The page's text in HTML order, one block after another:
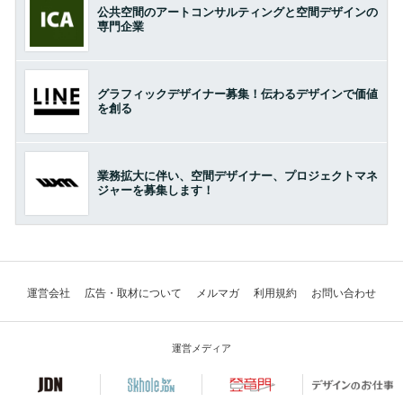
公共空間のアートコンサルティングと空間デザインの
専門企業
グラフィックデザイナー募集！伝わるデザインで価値
を創る
業務拡大に伴い、空間デザイナー、プロジェクトマネ
ジャーを募集します！
運営会社 広告・取材について メルマガ 利用規約 お問い合わせ
運営メディア